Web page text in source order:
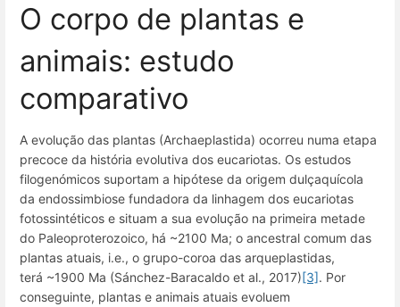
O corpo de plantas e
animais: estudo
comparativo
A evolução das plantas (Archaeplastida) ocorreu numa etapa
precoce da história evolutiva dos eucariotas. Os estudos
filogenómicos suportam a hipótese da origem dulçaquícola
da endossimbiose fundadora da linhagem dos eucariotas
fotossintéticos e situam a sua evolução na primeira metade
do Paleoproterozoico, há ~2100 Ma; o ancestral comum das
plantas atuais, i.e., o grupo-coroa das arqueplastidas,
terá ~1900 Ma (Sánchez-Baracaldo et al., 2017)[3]. Por
conseguinte, plantas e animais atuais evoluem